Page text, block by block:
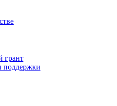
грант
поддержки